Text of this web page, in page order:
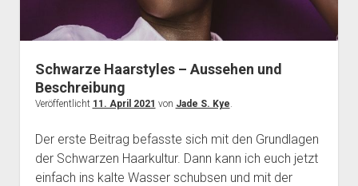
Schwarze Haarstyles – Aussehen und
Beschreibung
Veröffentlicht 11. April 2021 von Jade S. Kye
Der erste Beitrag befasste sich mit den Grundlagen
der Schwarzen Haarkultur. Dann kann ich euch jetzt
einfach ins kalte Wasser schubsen und mit der